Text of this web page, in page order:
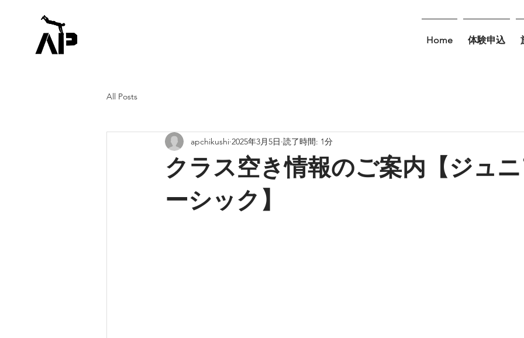
Home 体験申込
All Posts
クラス空き情報のご案内【ジュ
ーシック】
apchikushi 2025年3月5日 読了時間: 1分